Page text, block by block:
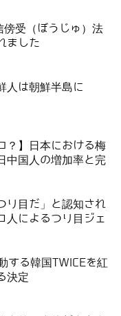
受（ぼうじゅ）法
ました
人は朝鮮半島に
？】日本における梅
中国人の増加率と完
り目だ」と認知され
人によるつり目ジェ
する韓国TWICEを紅
決定